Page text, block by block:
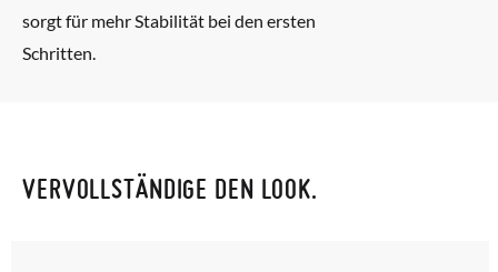
sorgt für mehr Stabilität bei den ersten
Schritten.
VERVOLLSTÄNDIGE DEN LOOK.